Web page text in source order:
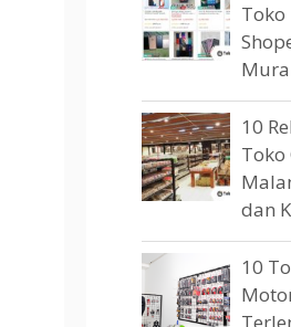
Toko
10
Toko
dan
10